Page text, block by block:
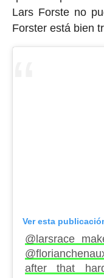
Lars Forste no
Forster está bien
Ver esta
@larsrace
after that